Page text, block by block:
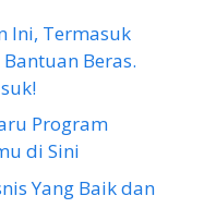
Ini, Termasuk
Beras.
Program
di Sini
Yang Baik dan